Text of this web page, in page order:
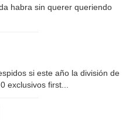
habra sin querer queriendo
si este año la división de
exclusivos first...